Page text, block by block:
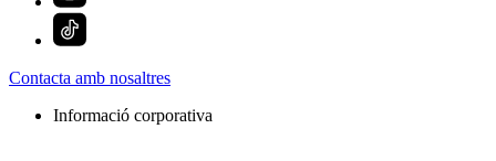
Contacta amb nosaltres
Informació corporativa